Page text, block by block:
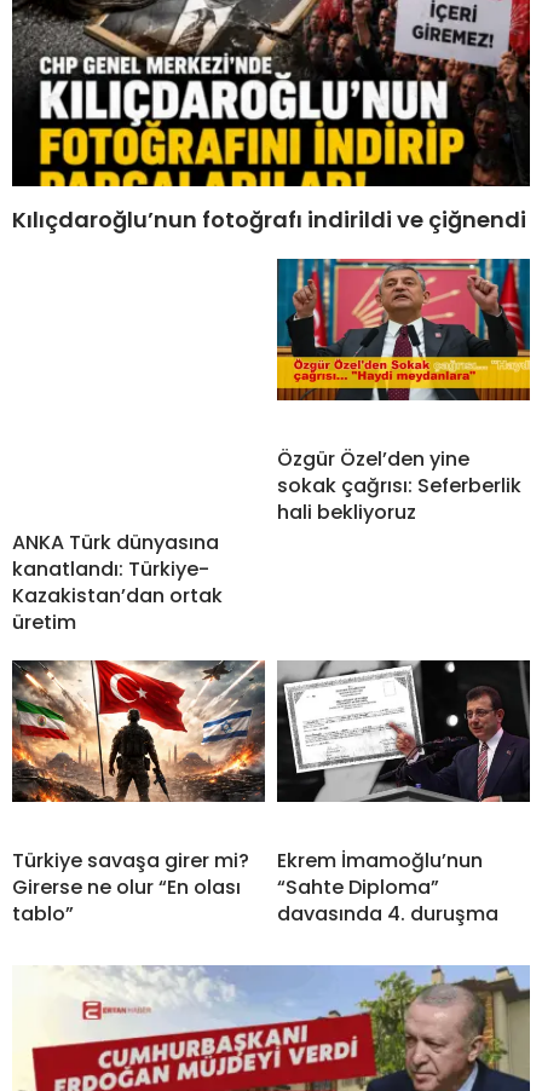
Kılıçdaroğlu’nun fotoğrafı indirildi ve çiğnendi
ANKA Türk dünyasına
kanatlandı: Türkiye-
Kazakistan’dan ortak
üretim
Özgür Özel’den yine
sokak çağrısı: Seferberlik
hali bekliyoruz
Türkiye savaşa girer mi?
Girerse ne olur “En olası
tablo”
Ekrem İmamoğlu’nun
“Sahte Diploma”
davasında 4. duruşma